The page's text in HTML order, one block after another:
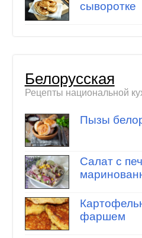
сыворотке
Белорусская
Рецепты национальной
Пызы
Салат с
фаршем